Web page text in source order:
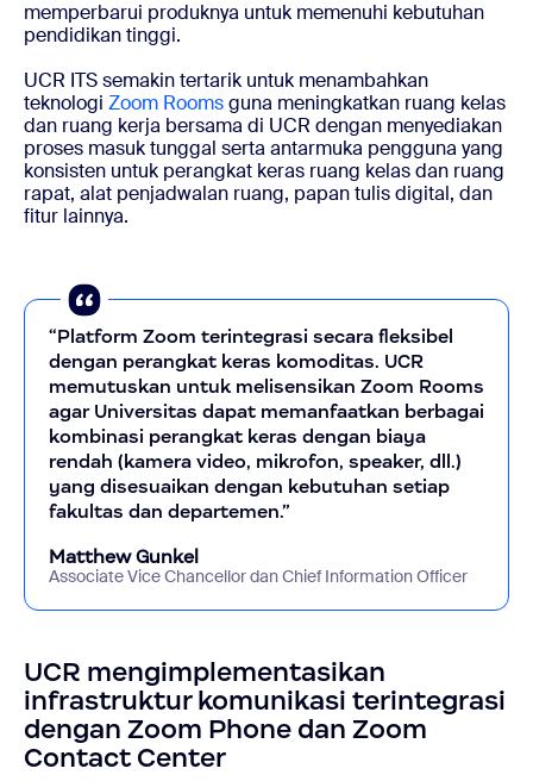
memperbarui produknya untuk memenuhi kebutuhan
pendidikan tinggi.
UCR ITS semakin tertarik untuk menambahkan
teknologi Zoom Roomsguna meningkatkan ruang kelas
dan ruang kerja bersama di UCR dengan menyediakan
proses masuk tunggal serta antarmuka pengguna yang
konsisten untuk perangkat keras ruang kelas dan ruang
rapat, alat penjadwalan ruang, papan tulis digital, dan
fitur lainnya.
“Platform Zoom terintegrasi secara fleksibel
dengan perangkat keras komoditas. UCR
memutuskan untuk melisensikan Zoom Rooms
agar Universitas dapat memanfaatkan berbagai
kombinasi perangkat keras dengan biaya
rendah (kamera video, mikrofon, speaker, dll.)
yang disesuaikan dengan kebutuhan setiap
fakultas dan departemen.”
Matthew Gunkel
Associate Vice Chancellor dan Chief Information Officer
UCR mengimplementasikan
infrastruktur komunikasi terintegrasi
dengan Zoom Phone dan Zoom
Contact Center